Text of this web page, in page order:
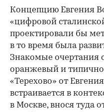
Концепцию Евгения
«цифровой
проектировали бы
в то время была
Знакомые очертания
оранжевый и
«Терехово» от
встраивается в
в Москве, внося туда